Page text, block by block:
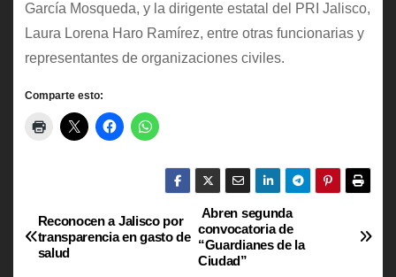
García Mosqueda, y la dirigente estatal del PRI Jalisco,
Laura Lorena Haro Ramírez, entre otras funcionarias y
representantes de organizaciones civiles.
Comparte esto:
N
a
Abren segunda
convocatoria de
“Guardianes de la
Ciudad”
Reconocen a Jalisco por
transparencia en gasto de
salud